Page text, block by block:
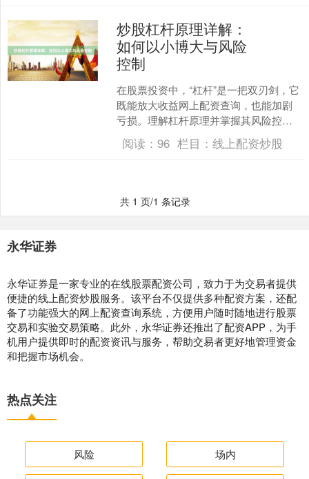
炒股杠杆原理详解：
如何以小博大与风险
控制
在股票投资中，“杠杆”是一把双刃剑，它
既能放大收益网上配资查询，也能加剧
亏损。理解杠杆原理并掌握其风险控制
方法，是投资者迈向成熟的关键一步。
### 一、杠杆原....
阅读：96 栏目：线上配资炒股
共 1 页/1 条记录
永华证券
永华证券是一家专业的在线股票配资公司，致力于为交易者提供
便捷的线上配资炒股服务。该平台不仅提供多种配资方案，还配
备了功能强大的网上配资查询系统，方便用户随时随地进行股票
交易和实验交易策略。此外，永华证券还推出了配资APP，为手
机用户提供即时的配资资讯与服务，帮助交易者更好地管理资金
和把握市场机会。
热点关注
风险 场内